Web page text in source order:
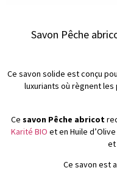
Savon Pêche
Ce savon solide est conçu
luxuriants où règnent
Ce savon Pêche abricot
Karité BIO et en Huile
et
Ce savon est